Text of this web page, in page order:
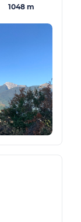
1048 m